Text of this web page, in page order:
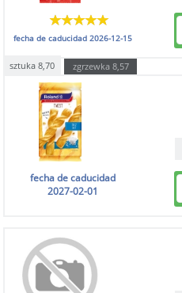
fecha de caducidad2026-12-15
sztuka 8,70 zgrzewka 8,57
fecha de caducidad
2027-02-01